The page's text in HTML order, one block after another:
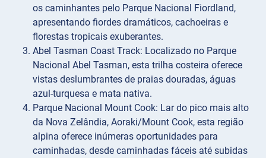
os caminhantes pelo Parque Nacional Fiordland,
apresentando fiordes dramáticos, cachoeiras e
florestas tropicais exuberantes.
Abel Tasman Coast Track: Localizado no Parque
Nacional Abel Tasman, esta trilha costeira oferece
vistas deslumbrantes de praias douradas, águas
azul-turquesa e mata nativa.
Parque Nacional Mount Cook: Lar do pico mais alto
da Nova Zelândia, Aoraki/Mount Cook, esta região
alpina oferece inúmeras oportunidades para
caminhadas, desde caminhadas fáceis até subidas